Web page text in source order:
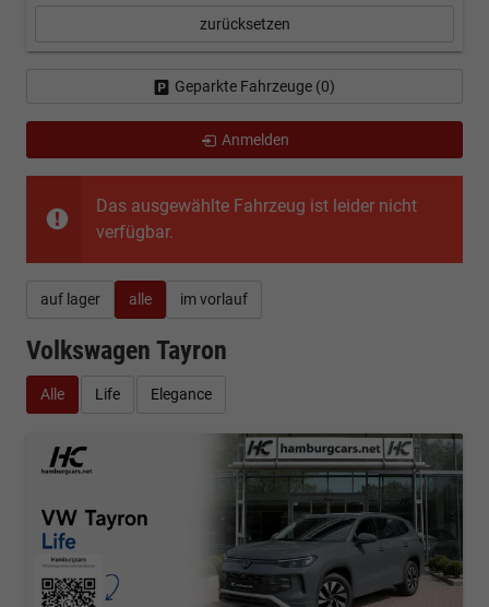
Das ausgewählte Fahrzeug ist leider nicht
verfügbar.
auf lager alle im vorlauf
Volkswagen Tayron
Alle Life Elegance
zurücksetzen
Geparkte Fahrzeuge (0)
Anmelden